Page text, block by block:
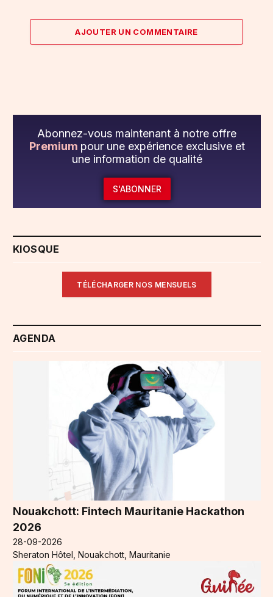
AJOUTER UN COMMENTAIRE
Abonnez-vous maintenant à notre offre
Premium pour une expérience exclusive et
une information de qualité
S'ABONNER
KIOSQUE
TÉLÉCHARGER NOS MENSUELS
AGENDA
Nouakchott: Fintech Mauritanie Hackathon
2026
28-09-2026
Sheraton Hôtel, Nouakchott, Mauritanie